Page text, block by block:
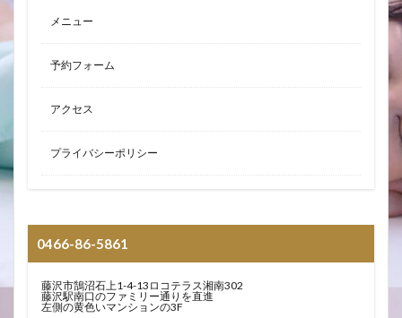
メニュー
予約フォーム
アクセス
プライバシーポリシー
0466-86-5861
藤沢市鵠沼石上1-4-13ロコテラス湘南302
藤沢駅南口のファミリー通りを直進
左側の黄色いマンションの3F